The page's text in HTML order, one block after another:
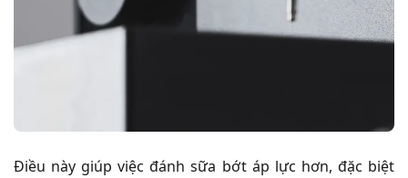
Điều này giúp việc đánh sữa bớt áp lực hơn, đặc biệt